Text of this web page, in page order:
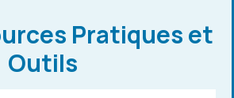
Pratiques et
Outils